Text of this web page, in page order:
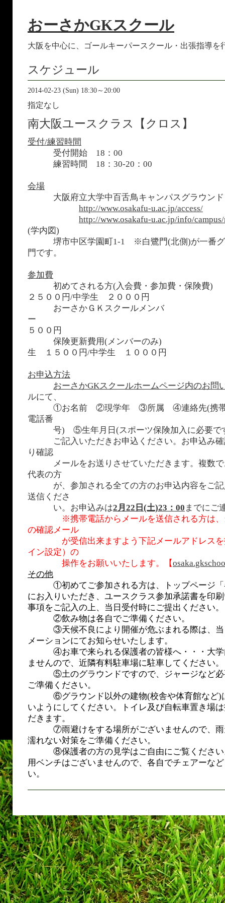
おーさかGKスクール
大阪を中心に、ゴールキーパースクール・出張指導を
スケジュール
2014-02-23 (Sun) 18:30～20:00
指定なし
南大阪ユースクラス【クロス】
受付/練習時間
受付開始 18：00
練習時間 18：30-20：00
会場
大阪府立大学中百舌鳥キャンパスグラウン
http://www.osakafu-u.ac.jp/access/
http://www.osakafu-u.ac.jp/info/
(学内図)
堺市中区学園町1-1 ※白鷺門(北側)が一番グ
門です。
参加費
初めてされる方(入会費・参加費・保
２５００円/中学生 ２０００円
おーさかＧＫスクールメンバ
５００円
保険更新費用(メンバーの
生 １５００円/中学生 １０００円
お申込方法
おーさかGKスクールホームページ内のお問
ルにて、
①お名前 ②現学年 ③所属 ④連絡先(携帯電
電話番
号) ⑤生年月日(スポーツ保険加入に必要で
ご記入いただきお申込ください。お申込み確
り確認
メールをお送りさせていただきます。複数で
代表の方
が、参加される全ての方のお申込内容をご記
送信くださ
い。お申込みは2月 22日(土)23：00 までにご
※携帯電話からメールを送信される方は
の確認メール
が受信出来ますよう下記メールアドレスを
イン設定）の
操作をお願いいたします。【
その他
①初めてご参加される方は、トップページ「
にお入りいただき、ユースクラス参加承諾書を印
事項をご記入の上、当日受付時にご提出ください。
②飲み物は各自でご準備ください。
③天候不良により開催が危ぶまれる際は、当
メーションにてお知らせいたします。
④お車で来られる保護者の皆様へ・・・大学
ませんので、近隣有料駐車場に駐車してください。
⑤土のグラウンドですので、ジャージなど必
ご準備ください。
⑥グラウンド以外の建物(校舎や体育館など)
いようにしてください。トイレ及び自転車置き場
だきます。
⑦雨避けをする場所がございませんので、雨
濡れない対策をご準備ください。
⑧保護者の方の見学はご自由にご覧ください
用ベンチはございませんので、各自でチェアーな
い。